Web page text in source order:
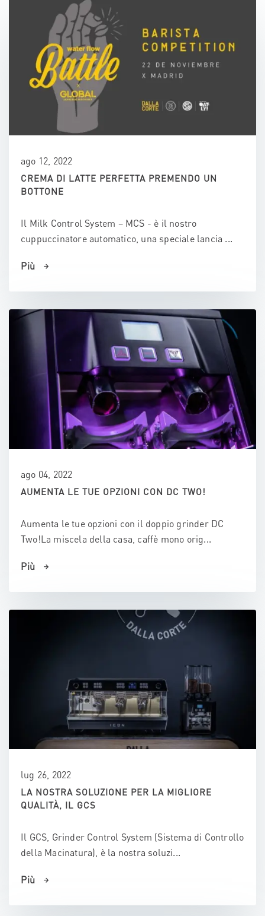
ago 12, 2022
CREMA DI LATTE PERFETTA PREMENDO UN
BOTTONE
Il Milk Control System – MCS - è il nostro
cuppuccinatore automatico, una speciale lancia ...
Più
ago 04, 2022
AUMENTA LE TUE OPZIONI CON DC TWO!
Aumenta le tue opzioni con il doppio grinder DC
Two!La miscela della casa, caffè mono orig...
Più
lug 26, 2022
LA NOSTRA SOLUZIONE PER LA MIGLIORE
QUALITÀ, IL GCS
Il GCS, Grinder Control System (Sistema di Controllo
della Macinatura), è la nostra soluzi...
Più